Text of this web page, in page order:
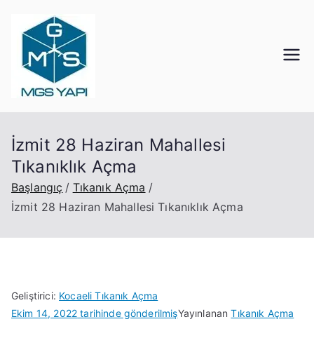
İzmit 28 Haziran Mahallesi
Tıkanıklık Açma
Başlangıç
Tıkanık Açma
İzmit 28 Haziran Mahallesi Tıkanıklık Açma
Geliştirici: Kocaeli Tıkanık Açma
Ekim 14, 2022 tarihinde gönderilmişYayınlananTıkanık Açma